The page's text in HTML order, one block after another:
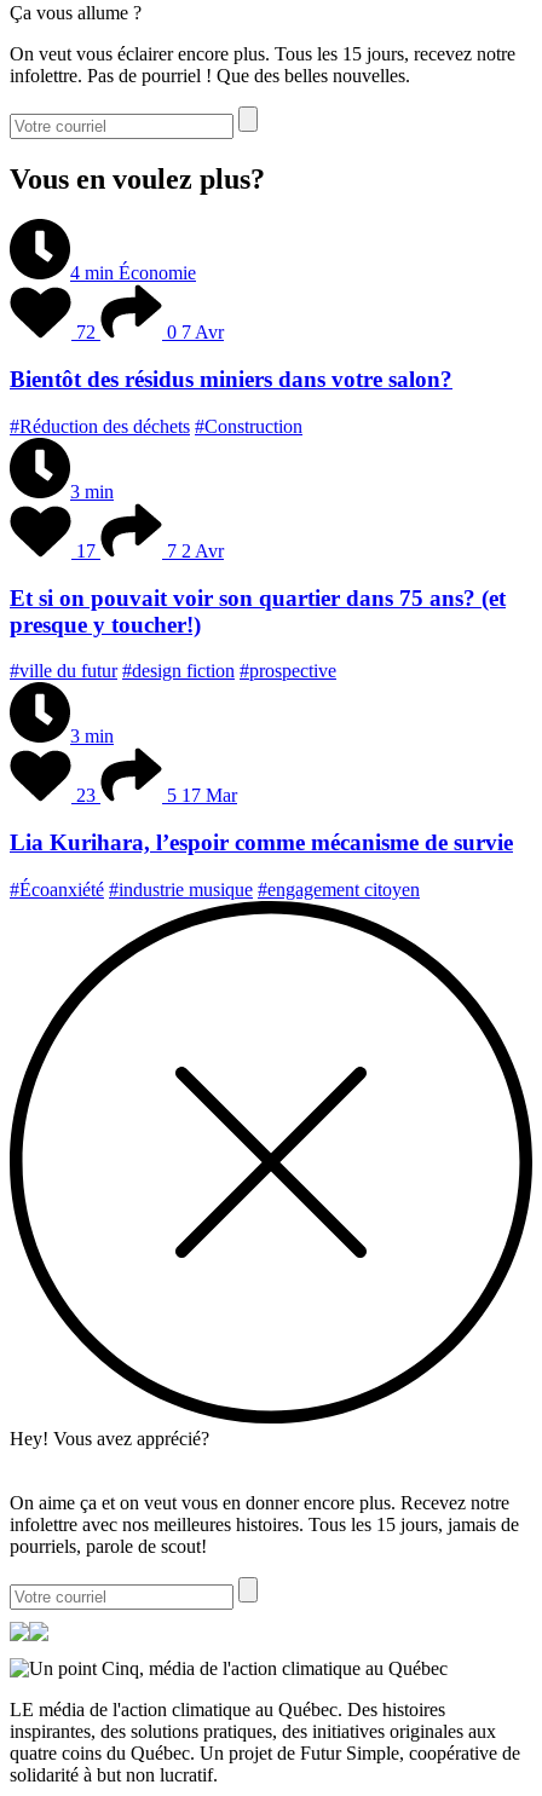
Ça vous allume ?
On veut vous éclairer encore plus. Tous les 15 jours, recevez notre
infolettre. Pas de pourriel ! Que des belles nouvelles.
Vous en voulez plus?
4 min Économie
72 0 7 Avr
Bientôt des résidus miniers dans votre salon?
#Réduction des déchets #Construction
3 min
17 7 2 Avr
Et si on pouvait voir son quartier dans 75 ans? (et
presque y toucher!)
#ville du futur #design fiction #prospective
3 min
23 5 17 Mar
Lia Kurihara, l’espoir comme mécanisme de survie
#Écoanxiété #industrie musique #engagement citoyen
Hey! Vous avez apprécié?
On aime ça et on veut vous en donner encore plus. Recevez notre
infolettre avec nos meilleures histoires. Tous les 15 jours, jamais de
pourriels, parole de scout!
LE média de l'action climatique au Québec. Des histoires
inspirantes, des solutions pratiques, des initiatives originales aux
quatre coins du Québec. Un projet de Futur Simple, coopérative de
solidarité à but non lucratif.